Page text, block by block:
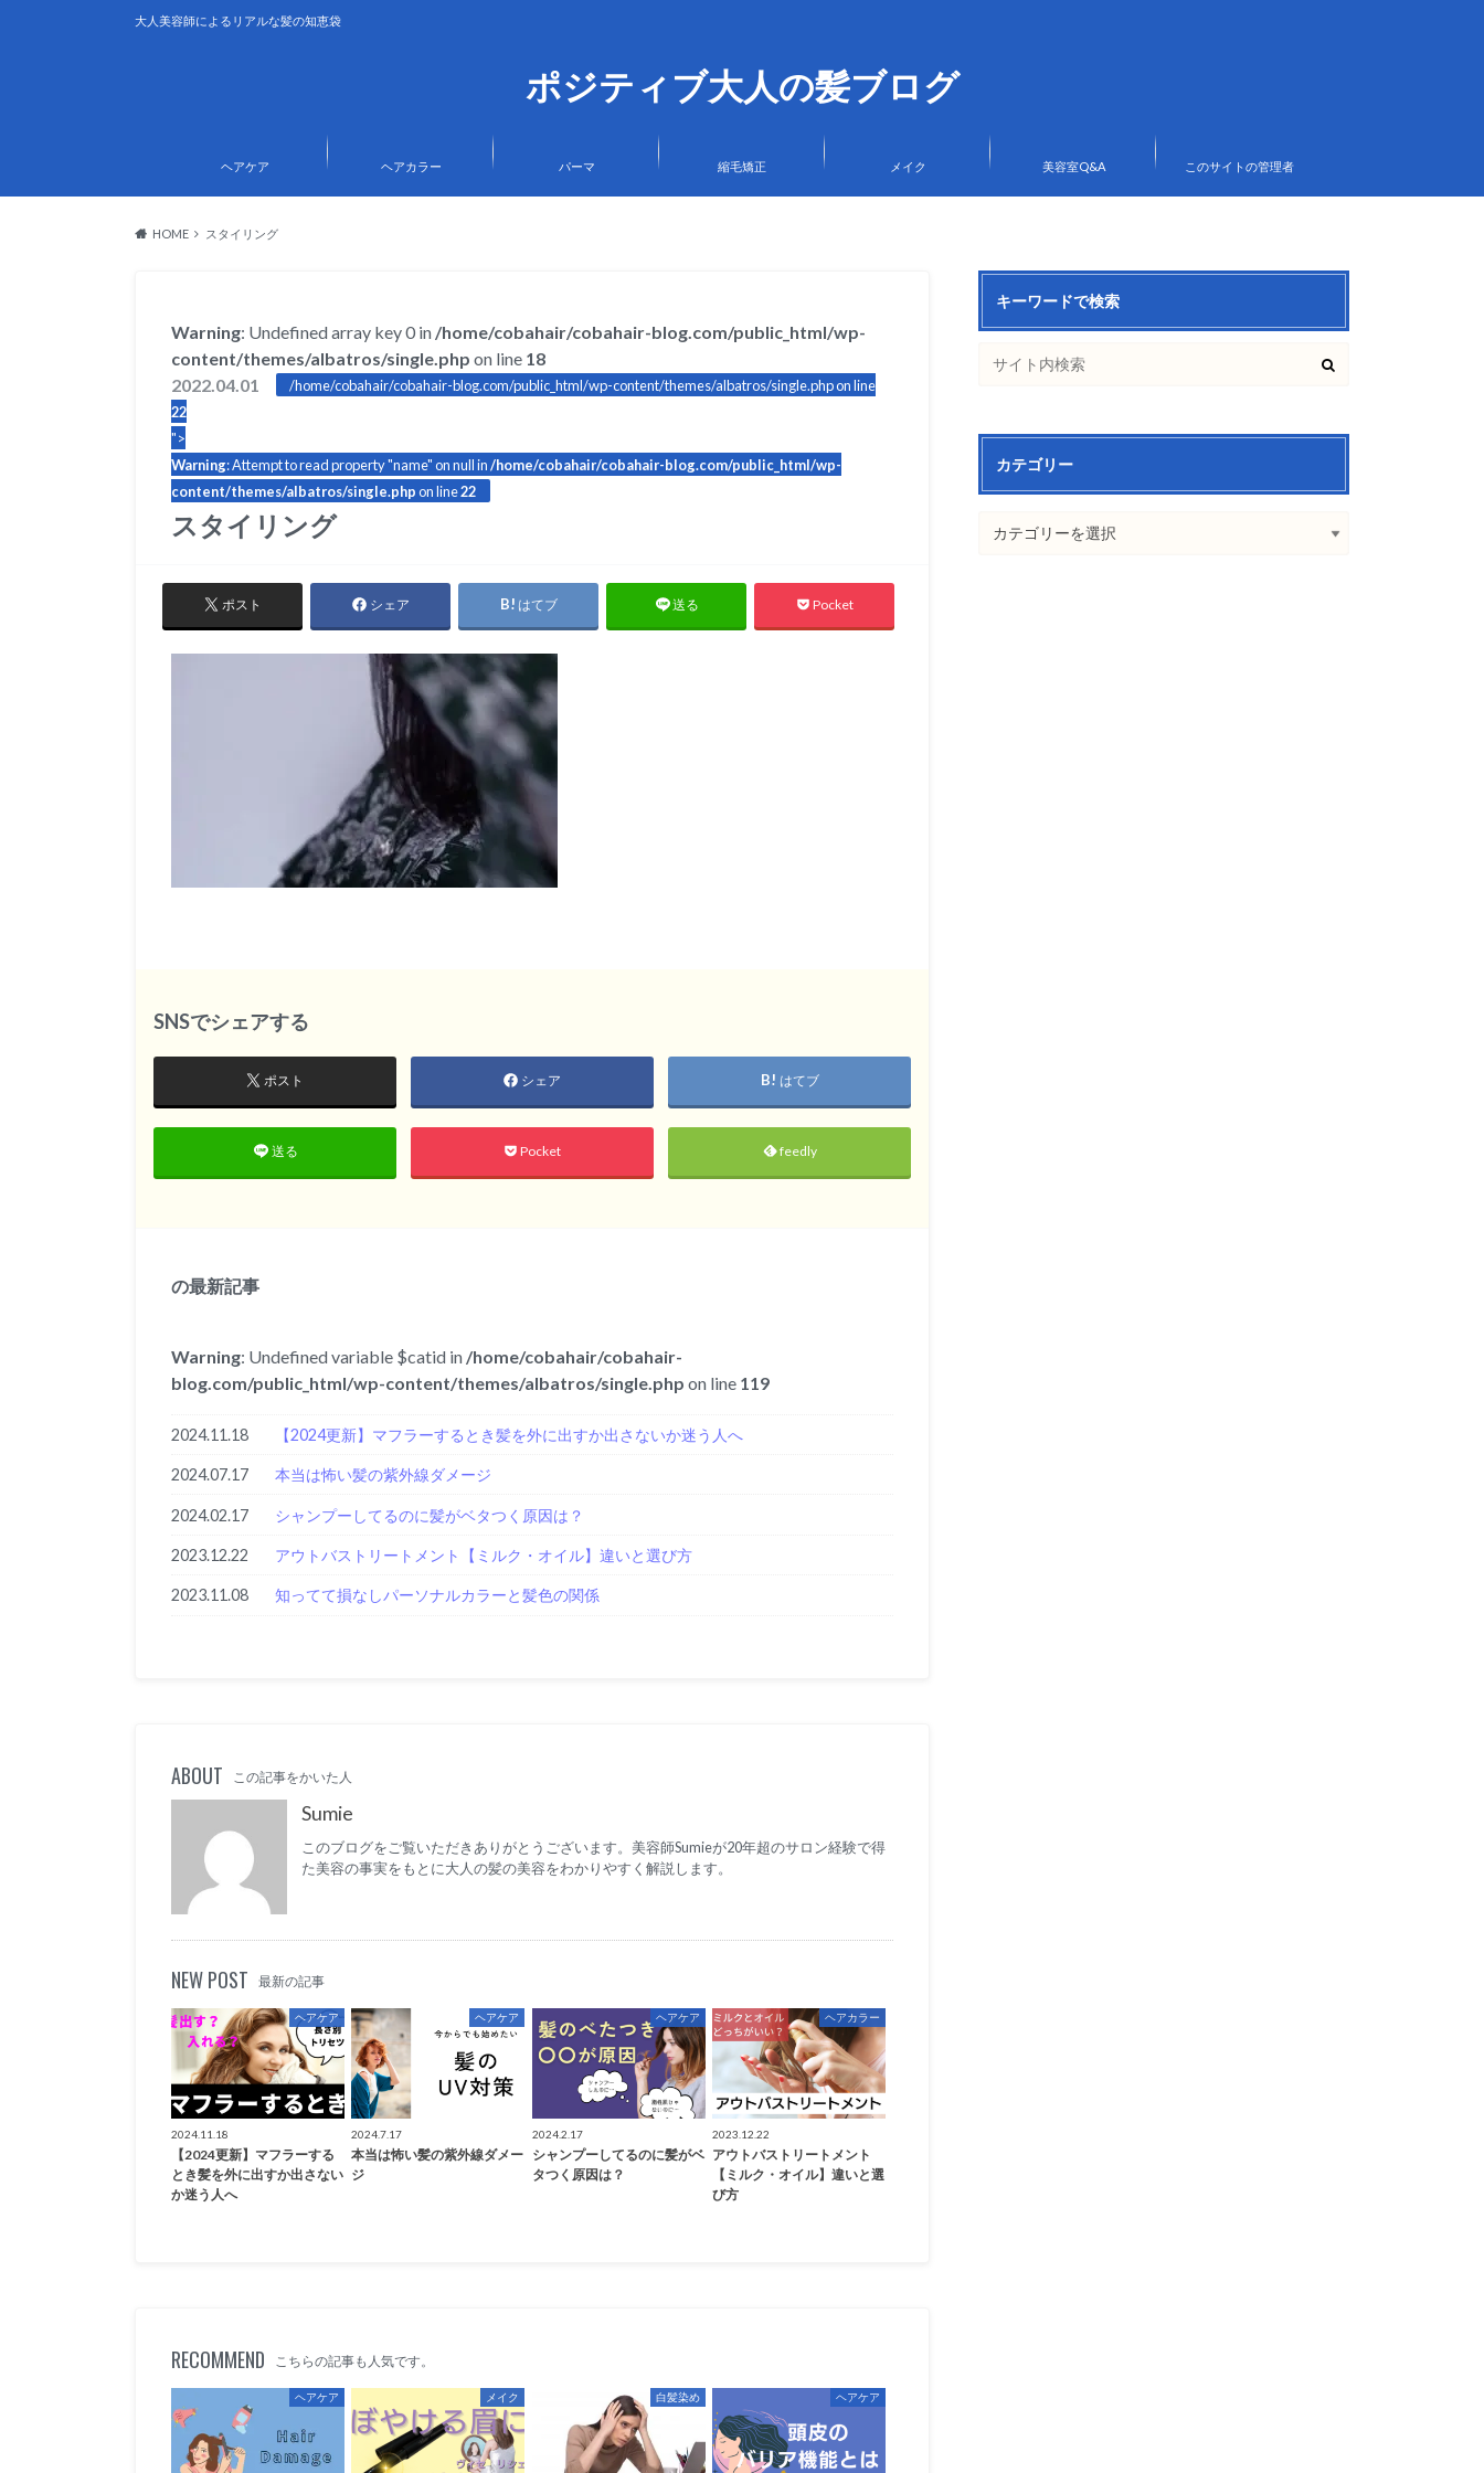
ポジティブ大人の髪ブログ
大人美容師によるリアルな髪の知恵袋
ヘアケア ヘアカラー パーマ 縮毛矯正 メイク 美容室Q&A このサイトの管理者
HOME スタイリング
Warning: Undefined array key 0 in /home/cobahair/cobahair-blog.com/public_html/wp-
content/themes/albatros/single.php on line 18
2022.04.01
/home/cobahair/cobahair-blog.com/public_html/wp-content/themes/albatros/single.php on line
22
">
Warning: Attempt to read property "name" on null in/home/cobahair/cobahair-blog.com/public_html/wp-
content/themes/albatros/single.phpon line22
スタイリング
ポスト シェア はてブ 送る Pocket
SNSでシェアする
ポスト シェア はてブ
送る Pocket feedly
の最新記事
Warning: Undefined variable $catid in /home/cobahair/cobahair-
blog.com/public_html/wp-content/themes/albatros/single.php on line 119
2024.11.18 【2024更新】マフラーするとき髪を外に出すか出さないか迷う人へ
2024.07.17 本当は怖い髪の紫外線ダメージ
2024.02.17 シャンプーしてるのに髪がベタつく原因は？
2023.12.22 アウトバストリートメント【ミルク・オイル】違いと選び方
2023.11.08 知ってて損なしパーソナルカラーと髪色の関係
ABOUT この記事をかいた人
Sumie
このブログをご覧いただきありがとうございます。美容師Sumieが20年超のサロン経験で得
た美容の事実をもとに大人の髪の美容をわかりやすく解説します。
NEW POST 最新の記事
ヘアケア
2024.11.18
【2024更新】マフラーする
とき髪を外に出すか出さない
か迷う人へ
ヘアケア
2024.7.17
本当は怖い髪の紫外線ダメー
ジ
ヘアケア
2024.2.17
シャンプーしてるのに髪がベ
タつく原因は？
ヘアカラー
2023.12.22
アウトバストリートメント
【ミルク・オイル】違いと選
び方
RECOMMEND こちらの記事も人気です。
ヘアケア メイク 白髪染め ヘアケア
キーワードで検索
カテゴリー